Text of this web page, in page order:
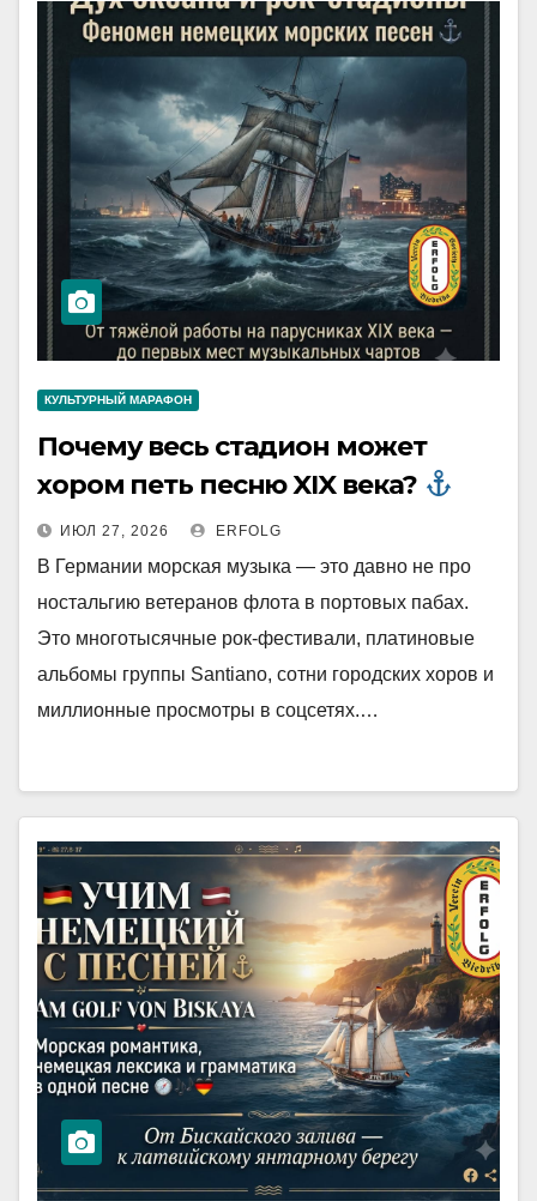
КУЛЬТУРНЫЙ МАРАФОН
Почему весь стадион может
хором петь песню XIX века?
ИЮЛ 27, 2026 ERFOLG
В Германии морская музыка — это давно не про
ностальгию ветеранов флота в портовых пабах.
Это многотысячные рок-фестивали, платиновые
альбомы группы Santiano, сотни городских хоров и
миллионные просмотры в соцсетях.…